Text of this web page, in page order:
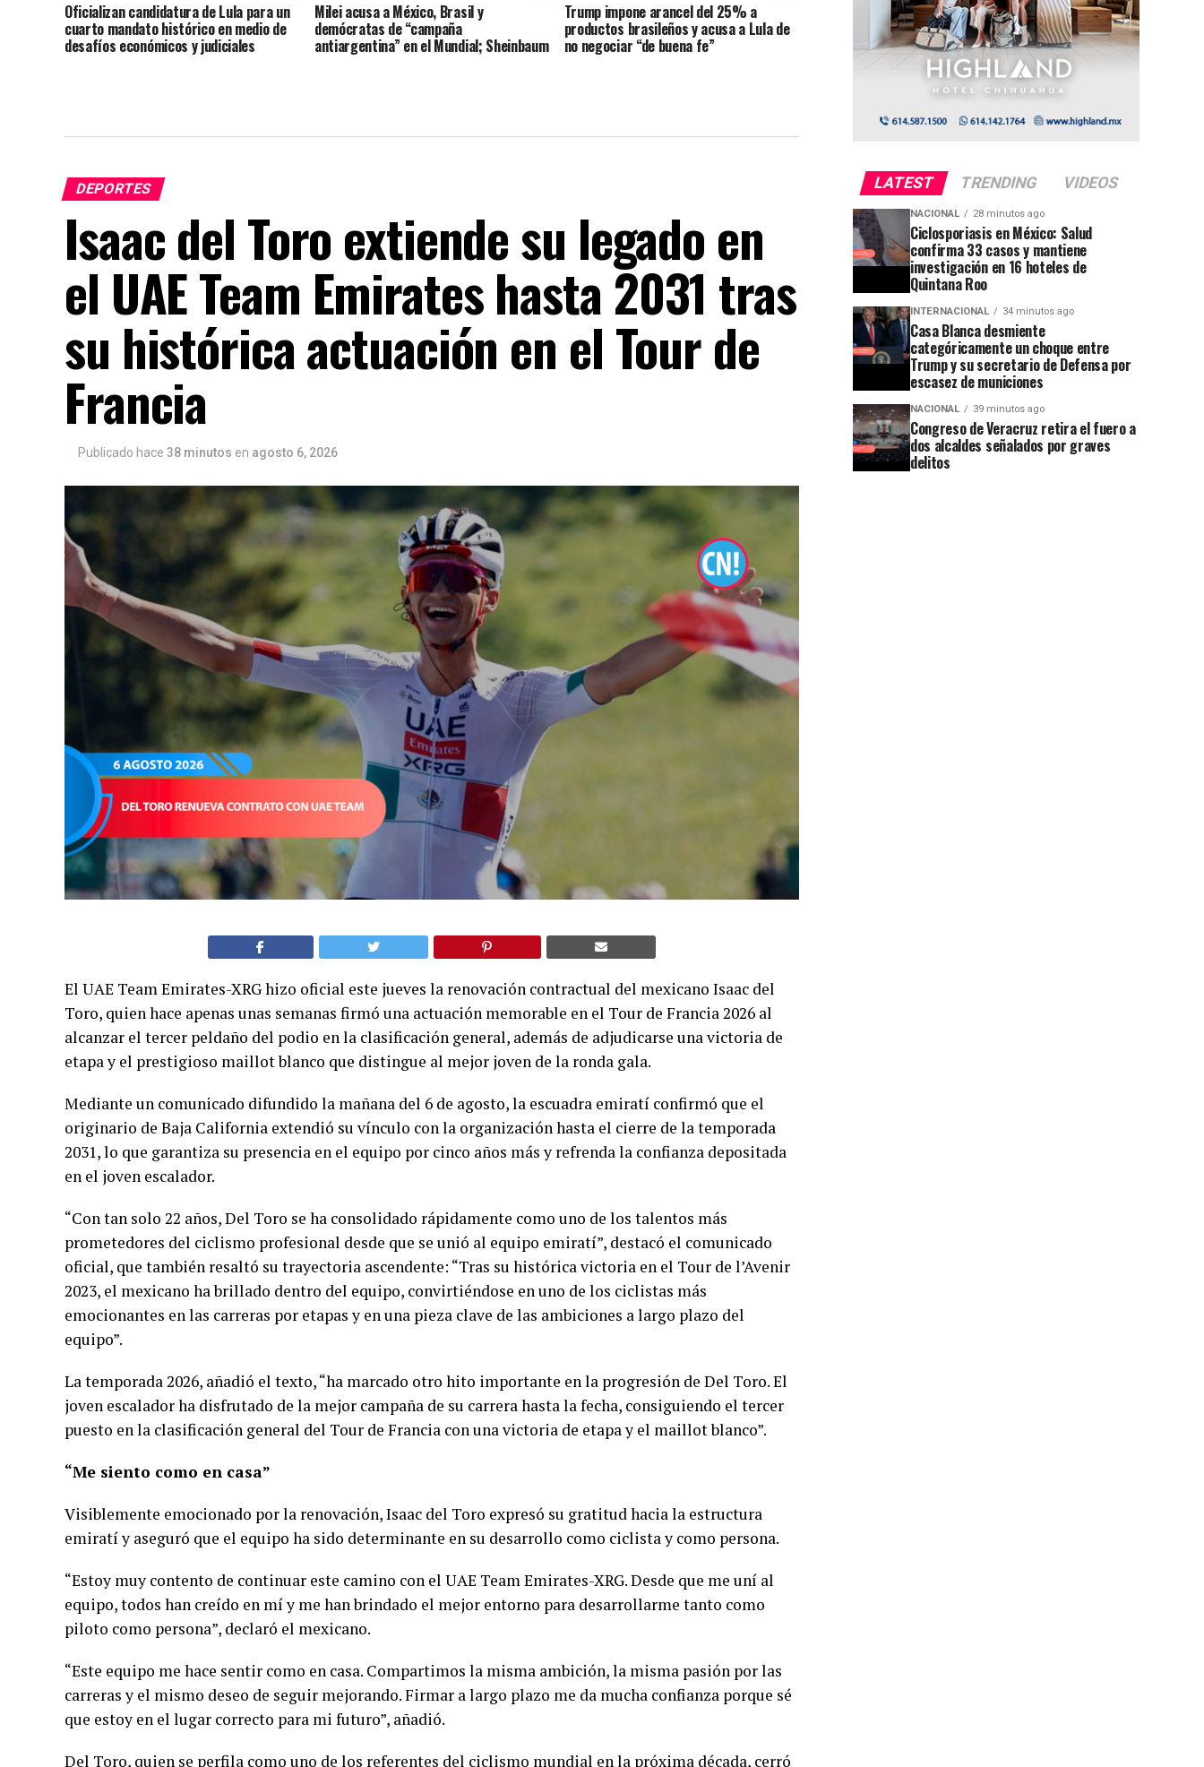
Oficializan candidatura de Lula para un
cuarto mandato histórico en medio de
desafíos económicos y judiciales
Milei acusa a México, Brasil y
demócratas de “campaña
antiargentina” en el Mundial; Sheinbaum
Trump impone arancel del 25% a
productos brasileños y acusa a Lula de
no negociar “de buena fe”
DEPORTES
Isaac del Toro extiende su legado en
el UAE Team Emirates hasta 2031 tras
su histórica actuación en el Tour de
Francia
Publicado hace 38 minutos en agosto 6, 2026
El UAE Team Emirates-XRG hizo oficial este jueves la renovación contractual del mexicano Isaac del
Toro, quien hace apenas unas semanas firmó una actuación memorable en el Tour de Francia 2026 al
alcanzar el tercer peldaño del podio en la clasificación general, además de adjudicarse una victoria de
etapa y el prestigioso maillot blanco que distingue al mejor joven de la ronda gala.
Mediante un comunicado difundido la mañana del 6 de agosto, la escuadra emiratí confirmó que el
originario de Baja California extendió su vínculo con la organización hasta el cierre de la temporada
2031, lo que garantiza su presencia en el equipo por cinco años más y refrenda la confianza depositada
en el joven escalador.
“Con tan solo 22 años, Del Toro se ha consolidado rápidamente como uno de los talentos más
prometedores del ciclismo profesional desde que se unió al equipo emiratí”, destacó el comunicado
oficial, que también resaltó su trayectoria ascendente: “Tras su histórica victoria en el Tour de l’Avenir
2023, el mexicano ha brillado dentro del equipo, convirtiéndose en uno de los ciclistas más
emocionantes en las carreras por etapas y en una pieza clave de las ambiciones a largo plazo del
equipo”.
La temporada 2026, añadió el texto, “ha marcado otro hito importante en la progresión de Del Toro. El
joven escalador ha disfrutado de la mejor campaña de su carrera hasta la fecha, consiguiendo el tercer
puesto en la clasificación general del Tour de Francia con una victoria de etapa y el maillot blanco”.
“Me siento como en casa”
Visiblemente emocionado por la renovación, Isaac del Toro expresó su gratitud hacia la estructura
emiratí y aseguró que el equipo ha sido determinante en su desarrollo como ciclista y como persona.
“Estoy muy contento de continuar este camino con el UAE Team Emirates-XRG. Desde que me uní al
equipo, todos han creído en mí y me han brindado el mejor entorno para desarrollarme tanto como
piloto como persona”, declaró el mexicano.
“Este equipo me hace sentir como en casa. Compartimos la misma ambición, la misma pasión por las
carreras y el mismo deseo de seguir mejorando. Firmar a largo plazo me da mucha confianza porque sé
que estoy en el lugar correcto para mi futuro”, añadió.
Del Toro, quien se perfila como uno de los referentes del ciclismo mundial en la próxima década, cerró
LATEST TRENDING VIDEOS
NACIONAL 28 minutos ago
Ciclosporiasis en México: Salud
confirma 33 casos y mantiene
investigación en 16 hoteles de
Quintana Roo
INTERNACIONAL 34 minutos ago
Casa Blanca desmiente
categóricamente un choque entre
Trump y su secretario de Defensa por
escasez de municiones
NACIONAL 39 minutos ago
Congreso de Veracruz retira el fuero a
dos alcaldes señalados por graves
delitos